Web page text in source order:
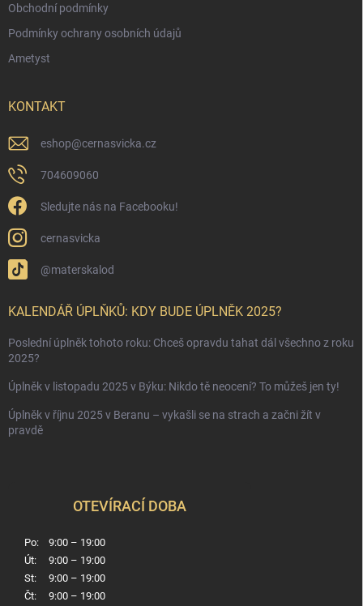
Obchodní podmínky
Podmínky ochrany osobních údajů
Ametyst
KONTAKT
eshop@cernasvicka.cz
704609060
Sledujte nás na Facebooku!
cernasvicka
@materskalod
KALENDÁŘ ÚPLŇKŮ: KDY BUDE ÚPLNĚK 2025?
Poslední úplněk tohoto roku: Chceš opravdu tahat dál všechno z roku
2025?
Úplněk v listopadu 2025 v Býku: Nikdo tě neocení? To můžeš jen ty!
Úplněk v říjnu 2025 v Beranu – vykašli se na strach a začni žít v
pravdě
OTEVÍRACÍ DOBA
Po:
9:00 – 19:00
Út:
9:00 – 19:00
St:
9:00 – 19:00
Čt:
9:00 – 19:00